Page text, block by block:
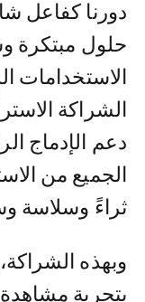
دورنا كفاعل
حلول مبتكرة
الاستخدامات
الشراكة
دعم الإدماج
الجميع من
ثراءً وسلاسة
بتجربة